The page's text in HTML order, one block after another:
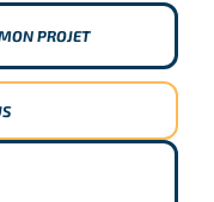
, vous recevrez un
une heurepour vous
l’orientation, vous
pour volontaires et
vous installer.
hébergements
PROJET